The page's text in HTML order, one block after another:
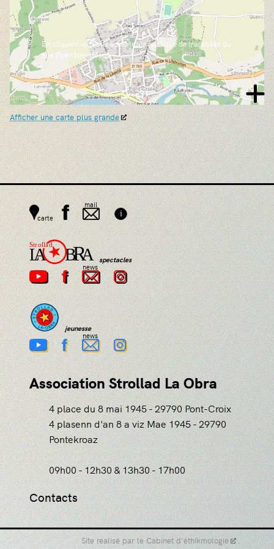
En cliquant ici, vous acceptez la politique de traçabilité du
site OpenStreetMap.
Afficher une carte plus grande
i
spectacles
jeunesse
Association Strollad La Obra
4 place du 8 mai 1945 - 29790 Pont-Croix
4 plasenn d'an 8 a viz Mae 1945 - 29790
Pontekroaz
09h00 - 12h30 & 13h30 - 17h00
Contacts
Site réalisé par leCabinet d'éthikmologie .